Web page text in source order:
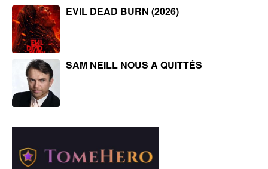
EVIL DEAD BURN (2026)
SAM NEILL NOUS A QUITTÉS